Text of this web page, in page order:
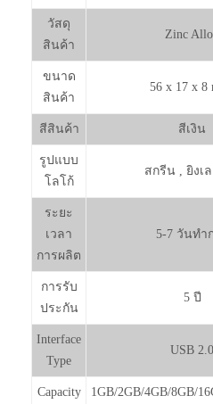
วัสดุ
สินค้า
Zinc
ขนาด
สินค้า
56 x 17 x 8
สีสินค้า สีเงิน
รูปแบบ
โลโก้
สกรีน , ยิงเ
ระยะ
เวลา
การผลิต
5-7 วันทำ
การรับ
ประกัน
5 ปี
Interface
Type
USB 2.0
Capacity 1GB/2GB/4GB/8GB/